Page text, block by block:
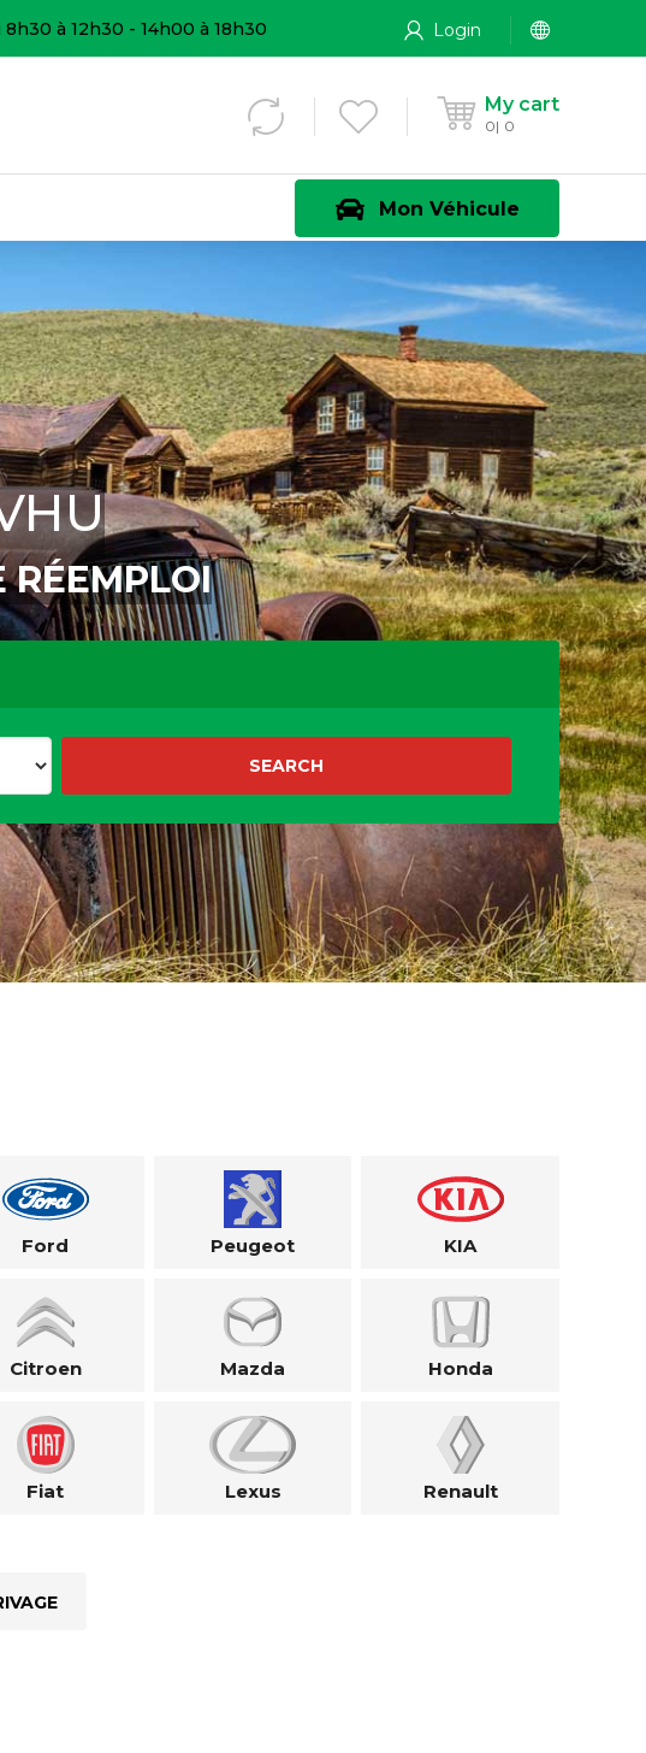
à 12h30 - 14h00 à 18h30 Login
My cart
0 0
Mon Véhicule
RÉEMPLOI
Ford Peugeot KIA
Citroen Mazda Honda
Fiat Lexus Renault